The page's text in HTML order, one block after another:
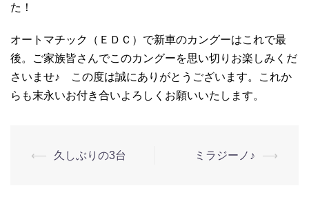
た！
オートマチック（ＥＤＣ）で新車のカングーはこれで最
後。ご家族皆さんでこのカングーを思い切りお楽しみくだ
さいませ♪ この度は誠にありがとうございます。これか
らも末永いお付き合いよろしくお願いいたします。
⟵ 久しぶりの3台 ミラジーノ♪ ⟶